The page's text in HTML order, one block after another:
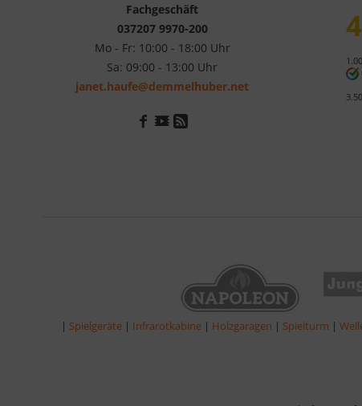
Fachgeschäft
037207 9970-200
Mo - Fr: 10:00 - 18:00 Uhr
Sa: 09:00 - 13:00 Uhr
janet.haufe@demmelhuber.net
| Spielgeräte | Infrarotkabine | Holzgaragen | Spielturm |